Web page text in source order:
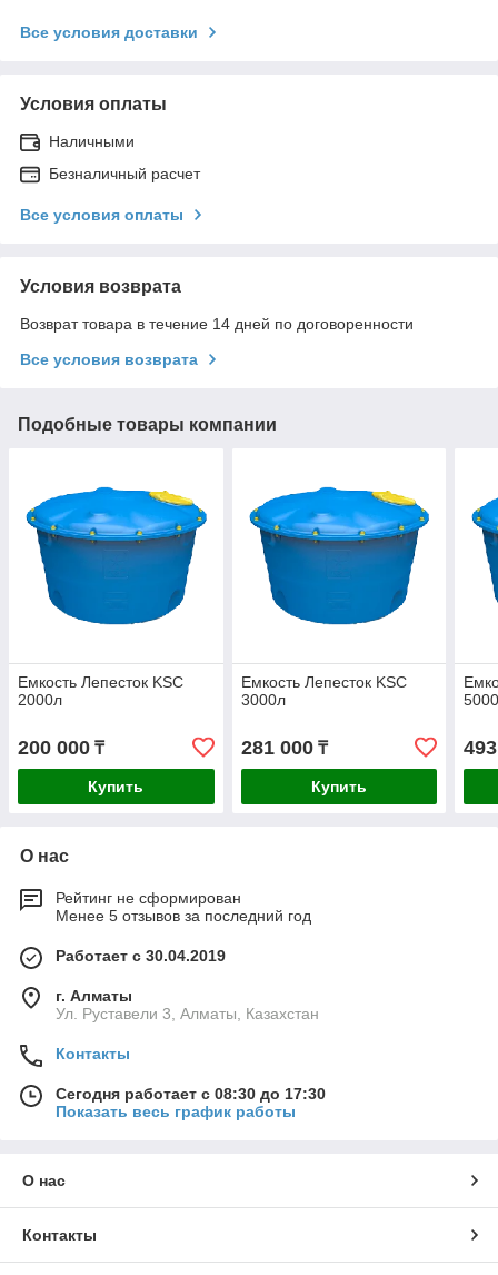
Все условия доставки
Условия оплаты
Наличными
Безналичный расчет
Все условия оплаты
Условия возврата
Возврат товара в течение 14 дней по договоренности
Все условия возврата
Подобные товары компании
Емкость Лепесток KSC
2000л
200 000 ₸
Купить
Емкость Лепесток KSC
3000л
281 000₸
Купить
О нас
Рейтинг не сформирован
Менее 5 отзывов за последний год
Работает с 30.04.2019
г. Алматы
Ул. Руставели 3, Алматы, Казахстан
Контакты
Сегодня работает с 08:30 до 17:30
Показать весь график работы
О нас
Контакты